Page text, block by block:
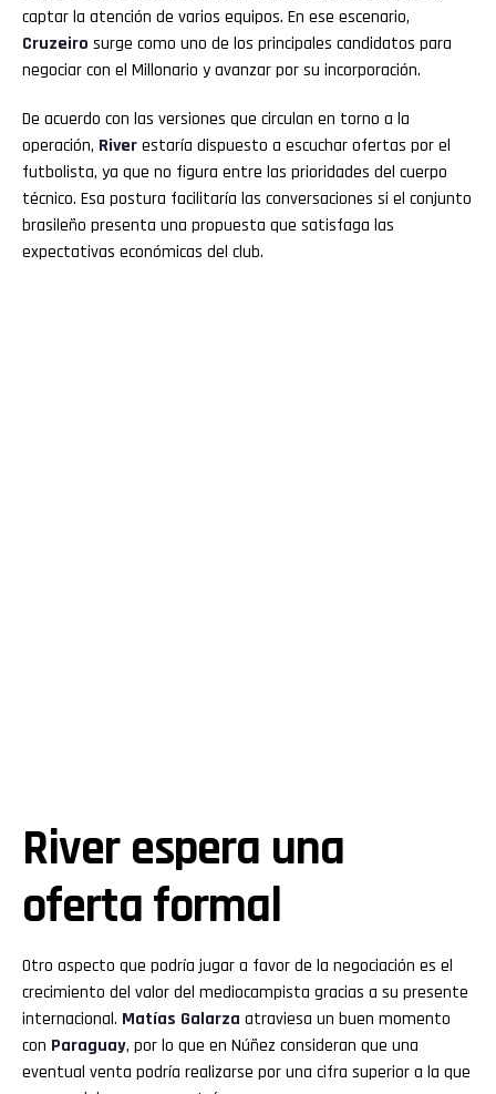
captar la atención de varios equipos. En ese escenario,
Cruzeiro surge como uno de los principales candidatos para
negociar con el Millonario y avanzar por su incorporación.
De acuerdo con las versiones que circulan en torno a la
operación, Riverestaría dispuesto a escuchar ofertas por el
futbolista, ya que no figura entre las prioridades del cuerpo
técnico. Esa postura facilitaría las conversaciones si el conjunto
brasileño presenta una propuesta que satisfaga las
expectativas económicas del club.
River espera una
oferta formal
Otro aspecto que podría jugar a favor de la negociación es el
crecimiento del valor del mediocampista gracias a su presente
internacional. Matías Galarza atraviesa un buen momento
con Paraguay, por lo que en Núñez consideran que una
eventual venta podría realizarse por una cifra superior a la que